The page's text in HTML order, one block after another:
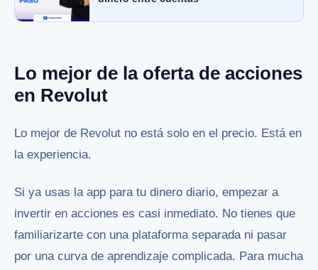
Lo mejor de la oferta de acciones
en Revolut
Lo mejor de Revolut no está solo en el precio. Está en
la experiencia.
Si ya usas la app para tu dinero diario, empezar a
invertir en acciones es casi inmediato. No tienes que
familiarizarte con una plataforma separada ni pasar
por una curva de aprendizaje complicada. Para mucha